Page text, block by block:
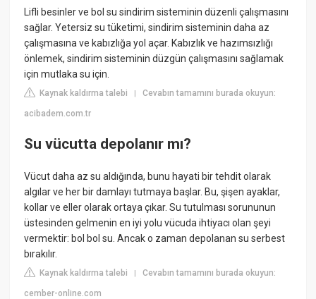
Lifli besinler ve bol su sindirim sisteminin düzenli çalışmasını
sağlar. Yetersiz su tüketimi, sindirim sisteminin daha az
çalışmasına ve kabızlığa yol açar. Kabızlık ve hazımsızlığı
önlemek, sindirim sisteminin düzgün çalışmasını sağlamak
için mutlaka su için.
Kaynak kaldırma talebi |Cevabın tamamını burada okuyun:
acibadem.com.tr
Su vücutta depolanır mı?
Vücut daha az su aldığında, bunu hayati bir tehdit olarak
algılar ve her bir damlayı tutmaya başlar. Bu, şişen ayaklar,
kollar ve eller olarak ortaya çıkar. Su tutulması sorununun
üstesinden gelmenin en iyi yolu vücuda ihtiyacı olan şeyi
vermektir: bol bol su. Ancak o zaman depolanan su serbest
bırakılır.
Kaynak kaldırma talebi |Cevabın tamamını burada okuyun:
cember-online.com